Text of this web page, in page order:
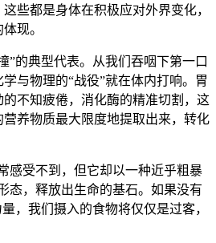
些都是身体在积极应对外界变化，
现。
”的典型代表。从我们吞咽下第一口
与物理的“战役”就在体内打响。胃
不知疲倦，消化酶的精准切割，这
养物质最大限度地提取出来，转化
感受不到，但它却以一种近乎粗暴
态，释放出生命的基石。如果没有
，我们摄入的食物将仅仅是过客，